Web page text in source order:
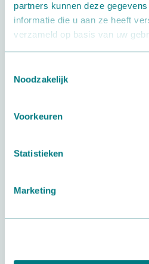
partners kunnen deze
informatie die u aan ze heeft
verzameld op basis van uw
Noodzakelijk
Voorkeuren
Statistieken
Marketing
Rollenbaanbuffer
Voor het bufferen en het
producten kunt u gebruik…